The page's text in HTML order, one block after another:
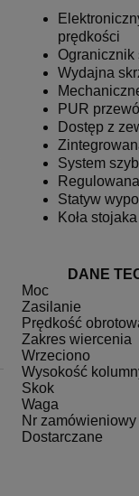
Wiertnica DBE
8
prędkości
Ogranicznik
Wydajna
PUR
Dostęp z
System
Statyw
Koła
DANE
Moc
Zasilanie
Prędkość
Zakres wiercenia
Wrzeciono
Wysokość
Skok
Waga
Nr zamówieniowy
Dostarczane